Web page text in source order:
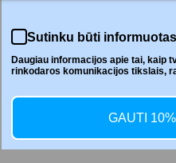
Sutinku būti
Daugiau informacijos apie tai, kaip
rinkodaros komunikacijos tikslais,
GAUTI